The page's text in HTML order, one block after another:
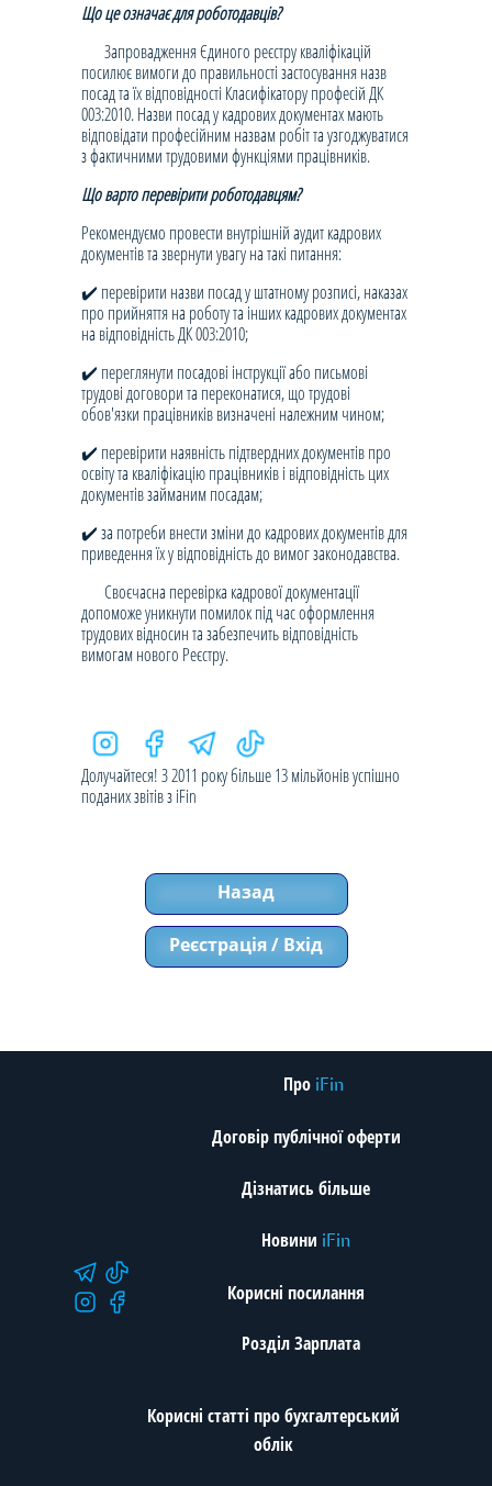
Що це означає для роботодавців?
Запровадження Єдиного реєстру кваліфікацій
посилює вимоги до правильності застосування назв
посад та їх відповідності Класифікатору професій ДК
003:2010. Назви посад у кадрових документах мають
відповідати професійним назвам робіт та узгоджуватися
з фактичними трудовими функціями працівників.
Що варто перевірити роботодавцям?
Рекомендуємо провести внутрішній аудит кадрових
документів та звернути увагу на такі питання:
✔️ перевірити назви посад у штатному розписі, наказах
про прийняття на роботу та інших кадрових документах
на відповідність ДК 003:2010;
✔️ переглянути посадові інструкції або письмові
трудові договори та переконатися, що трудові
обов'язки працівників визначені належним чином;
✔️ перевірити наявність підтвердних документів про
освіту та кваліфікацію працівників і відповідність цих
документів займаним посадам;
✔️ за потреби внести зміни до кадрових документів для
приведення їх у відповідність до вимог законодавства.
Своєчасна перевірка кадрової документації
допоможе уникнути помилок під час оформлення
трудових відносин та забезпечить відповідність
вимогам нового Реєстру.
Долучайтеся! З 2011 року більше 13 мільйонів успішно
поданих звітів з iFin
Назад
Реєстрація / Вхід
Про iFin
Договір публічної оферти
Дізнатись більше
Новини iFin
Корисні посилання
Розділ Зарплата
Корисні статті про бухгалтерський
облік